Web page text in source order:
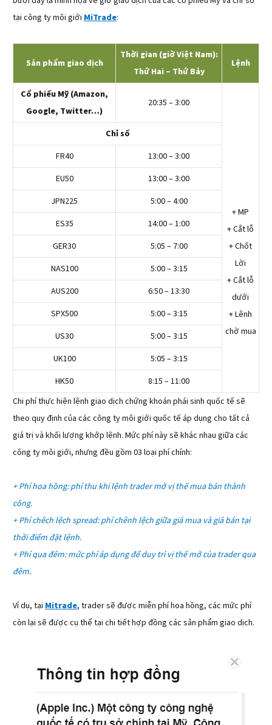
tại công ty môi giới MiTrade:
Sản phẩm giao dịch
Thời gian (giờ Việt Nam):
Thứ Hai – Thứ Bảy
Lệnh
Cổ phiếu Mỹ (Amazon,
Google, Twitter…)
20:35 – 3:00
+ MP
+ Cắt lỗ
+ Chốt
Lời
+ Cắt lỗ
dưới
+ Lênh
chờ mua
Chỉ số
FR40
13:00 – 3:00
EU50
13:00 – 3:00
JPN225
5:00 – 4:00
ES35
14:00 – 1:00
GER30
5:05 – 7:00
NAS100
5:00 – 3:15
AUS200
6:50 – 13:30
SPX500
5:00 – 3:15
US30
5:00 – 3:15
UK100
5:05 – 3:15
HK50
8:15 – 11:00
Chi phí thực hiện lệnh giao dịch chứng khoán phái sinh quốc tế sẽ
theo quy định của các công ty môi giới quốc tế áp dụng cho tất cả
giá trị và khối lượng khớp lệnh. Mức phí này sẽ khác nhau giữa các
công ty môi giới, nhưng đều gồm 03 loại phí chính:
+ Phí hoa hồng: phí thu khi lệnh trader mở vị thế mua bán thành
công.
+ Phí chêch lệch spread: phí chênh lệch giữa giá mua và giá bán tại
thời điểm đặt lệnh.
+ Phí qua đêm: mức phí áp dụng để duy trì vị thế mở của trader qua
đêm.
Ví dụ, tại Mitrade, trader sẽ được miễn phí hoa hồng, các mức phí
còn lại sẽ được cụ thể tại chi tiết hợp đồng các sản phẩm giao dịch.